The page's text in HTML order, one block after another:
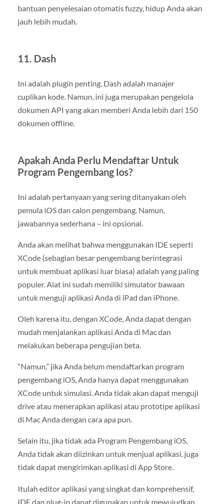
bantuan penyelesaian otomatis fuzzy, hidup Anda akan
jauh lebih mudah.
11. Dash
Ini adalah plugin penting. Dash adalah manajer
cuplikan kode. Namun, ini juga merupakan pengelola
dokumen API yang akan memberi Anda lebih dari 150
dokumen offline.
Apakah Anda Perlu Mendaftar Untuk
Program Pengembang Ios?
Ini adalah pertanyaan yang sering ditanyakan oleh
pemula iOS dan calon pengembang. Namun,
jawabannya sederhana – ini opsional.
Anda akan melihat bahwa menggunakan IDE seperti
XCode (sebagian besar pengembang berintegrasi
untuk membuat aplikasi luar biasa) adalah yang paling
populer. Alat ini sudah memiliki simulator bawaan
untuk menguji aplikasi Anda di iPad dan iPhone.
Oleh karena itu, dengan XCode, Anda dapat dengan
mudah menjalankan aplikasi Anda di Mac dan
melakukan beberapa pengujian beta.
“Namun,” jika Anda belum mendaftarkan program
pengembang iOS, Anda hanya dapat menggunakan
XCode untuk simulasi. Anda tidak akan dapat menguji
drive atau menerapkan aplikasi atau prototipe aplikasi
di Mac Anda dengan cara apa pun.
Selain itu, jika tidak ada Program Pengembang iOS,
Anda tidak akan diizinkan untuk menjual aplikasi, juga
tidak dapat mengirimkan aplikasi di App Store.
Itulah editor aplikasi yang singkat dan komprehensif,
IDE dan plug-in dapat digunakan untuk mewujudkan